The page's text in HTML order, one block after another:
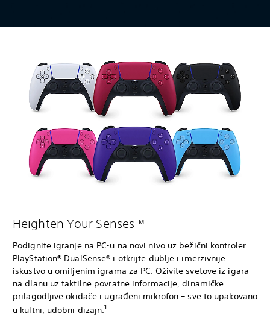
Heighten Your Senses™
Podignite igranje na PC-u na novi nivo uz bežični kontroler
PlayStation® DualSense® i otkrijte dublje i imerzivnije
iskustvo u omiljenim igrama za PC. Oživite svetove iz igara
na dlanu uz taktilne povratne informacije, dinamičke
prilagodljive okidače i ugrađeni mikrofon – sve to upakovano
u kultni, udobni dizajn. 1